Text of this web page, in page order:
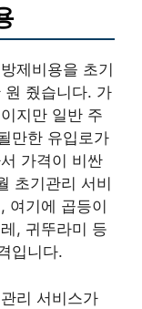
제비용을 초기
줬습니다. 가
지만 일반 주
만한 유입로가
가격이 비싼
초기관리 서비
여기에 곱등이
, 귀뚜라미 등
입니다.
리 서비스가